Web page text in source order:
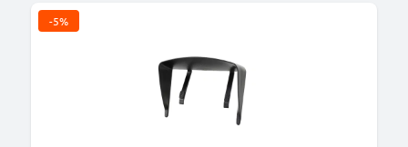
-5%